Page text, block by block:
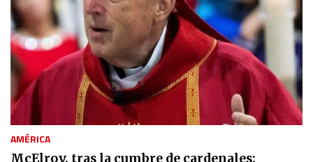
AMÉRICA
McElroy, tras la cumbre de cardenales: